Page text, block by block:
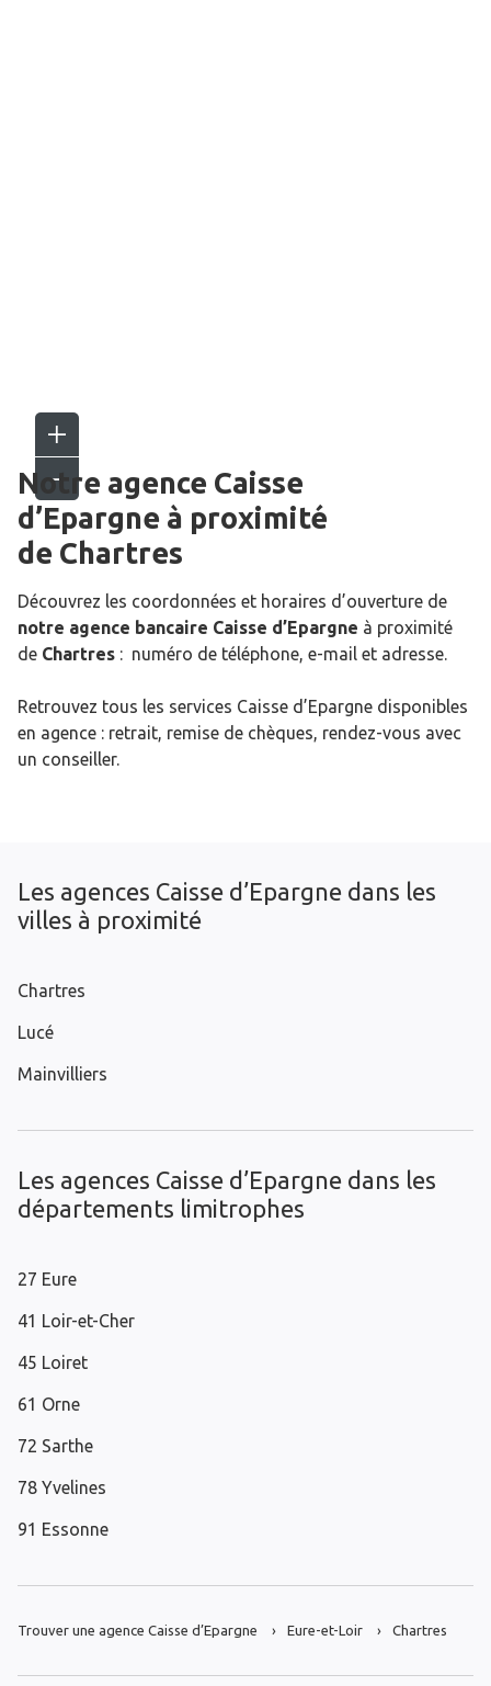
Notre agence Caisse
d’Epargne à proximité
de Chartres
Découvrez les coordonnées et horaires d’ouverture de
notre agence bancaire Caisse d’Epargne à proximité
de Chartres : numéro de téléphone, e-mail et adresse.
Retrouvez tous les services Caisse d’Epargne disponibles
en agence : retrait, remise de chèques, rendez-vous avec
un conseiller.
Les agences Caisse d’Epargne dans les
villes à proximité
Chartres
Lucé
Mainvilliers
Les agences Caisse d’Epargne dans les
départements limitrophes
27 Eure
41 Loir-et-Cher
45 Loiret
61 Orne
72 Sarthe
78 Yvelines
91 Essonne
Trouver une agence Caisse d’Epargne Eure-et-Loir Chartres